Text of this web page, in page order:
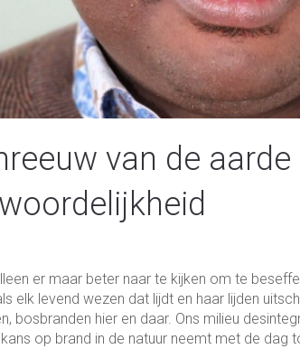
van de
er maar beter naar te kijken om te
elk levend wezen dat lijdt en haar lijden
bosbranden hier en daar. Ons milieu
op brand in de natuur neemt met de dag